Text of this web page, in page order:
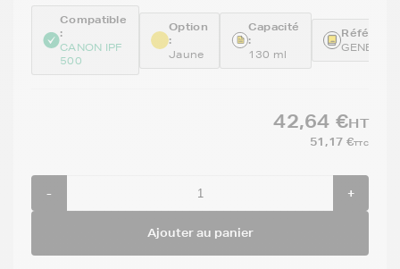
Compatible
:
CANON IPF
500
Option
:
Jaune
Capacité
:
130 ml
42,64 €HT
51,17 €TTC
- +
Ajouter au panier